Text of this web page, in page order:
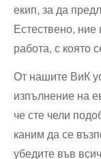
екип, за да
Естествено,
работа, с която
От нашите ВиК
изпълнение на
че сте чели
каним да се
убедите във